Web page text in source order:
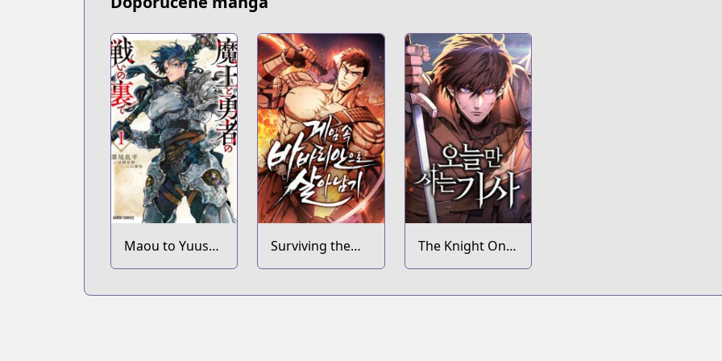
Maou to Yuusha
no Tatakai no
Surviving the
Game as a
The Knight Only
Lives Today